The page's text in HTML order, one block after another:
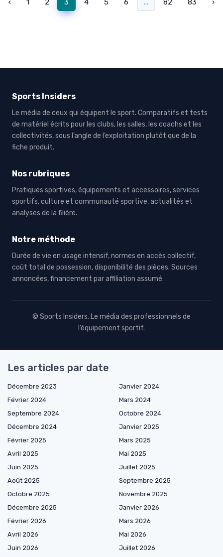
‹ 1 2 3 4 5 6 ... 82 83 ›
Sports Insiders
Le média de ceux qui équipent le sport. Comparatifs et tests
de matériel écrits pour les clubs, les salles, les coachs et les
collectivités, sous l’angle de l’exploitation plutôt que de la
fiche produit.
Nos rubriques
Pratiques sportives, équipements et accessoires, services
sportifs, culture et communauté sportive, actualités et
analyses de la filière.
Notre méthode
Durée de vie en usage intensif, normes en accès collectif,
coût total de possession, disponibilité des pièces. Sources
annoncées, financement par affiliation assumé.
© Sports Insiders. Le média des professionnels de
l’équipement sportif.
Les articles par date
Décembre 2023
Janvier 2024
Février 2024
Mars 2024
Septembre 2024
Octobre 2024
Décembre 2024
Janvier 2025
Février 2025
Mars 2025
Avril 2025
Mai 2025
Juin 2025
Juillet 2025
Août 2025
Septembre 2025
Octobre 2025
Novembre 2025
Décembre 2025
Janvier 2026
Février 2026
Mars 2026
Avril 2026
Mai 2026
Juin 2026
Juillet 2026